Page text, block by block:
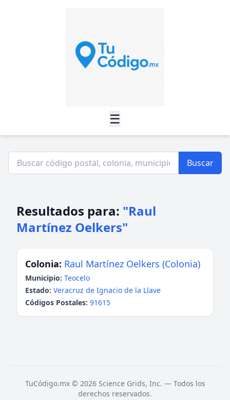
☰
Buscar
Resultados para: "Raul
Martínez Oelkers"
Colonia: Raul Martínez Oelkers (Colonia)
Municipio: Teocelo
Estado: Veracruz de Ignacio de la Llave
Códigos Postales: 91615
TuCódigo.mx © 2026 Science Grids, Inc. — Todos los
derechos reservados.